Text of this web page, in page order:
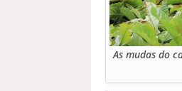
As mudas do